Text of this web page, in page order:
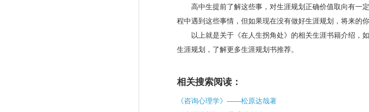
高中生提前了解这些事，对生涯规划正确价值取向有一
程中遇到这些事情，但如果现在没有做好生涯规划，将来的
以上就是关于《在人生拐角处》的相关生涯书籍介绍，
生涯规划，了解更多生涯规划书推荐。
相关搜索阅读：
《咨询心理学》——松原达哉著